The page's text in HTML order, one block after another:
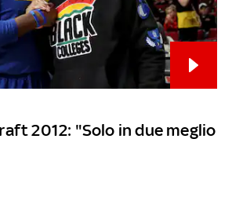
2012: "Solo in due meglio